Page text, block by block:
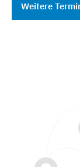
Weitere